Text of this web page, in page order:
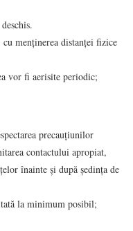
menținerea distanței fizice
vor fi aerisite periodic;
precauțiunilor
contactului apropiat,
înainte și după ședința de
la minimum posibil;